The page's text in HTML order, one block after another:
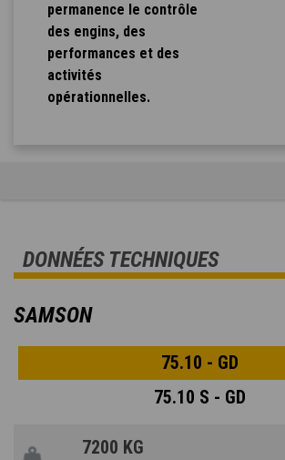
permanence le contrôle
des engins, des
performances et des
activités
opérationnelles.
DONNÉES TECHNIQUES
SAMSON
75.10 - GD
75.10 S - GD
7200 KG